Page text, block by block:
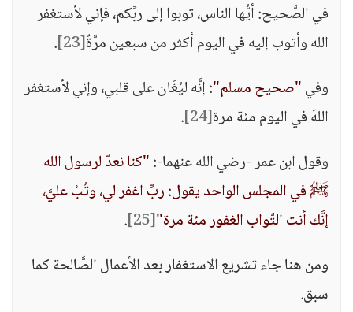
في الصَّحيح: أيُّها الناس، توبوا إلى ربِّكم، فإني لأستغفر
الله وأتوب إليه في اليوم أكثر من سبعين مرَّةً[23]
.
وفي"صحيح مسلم": إنَّه ليُغَان على قلبي، وإني لأستغفر
اللهَ في اليوم مئة مرة[24]
.
وقول ابن عمر -رضي الله عنهما-:"كنا نعدّ لرسول الله
ﷺ في المجلس الواحد يقول: ربِّ اغفر لي، وتُبْ عليَّ،
إنَّك أنت التَّواب الغفور مئة مرة"[25]
.
ومن هنا جاء تشريع الاستغفار بعد الأعمال الصَّالحة كما
سبق.